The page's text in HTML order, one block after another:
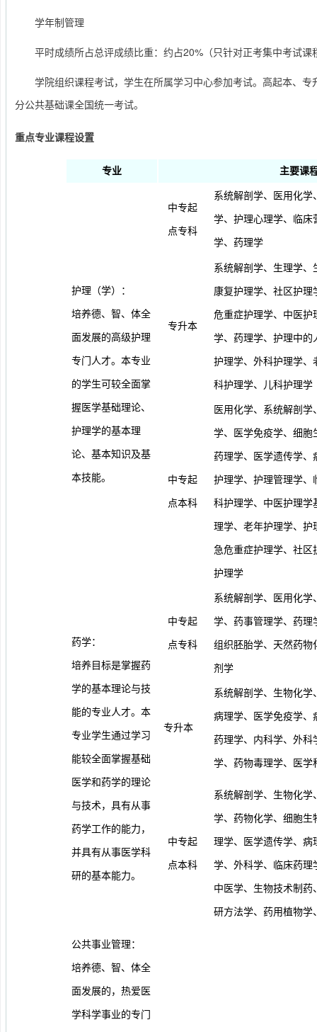
学年制管理
平时成绩所占总评成绩比重：约占20%（只针对正考集中考试
学院组织课程考试，学生在所属学习中心参加考试。高起本、
分公共基础课全国统一考试。
重点专业课程设置
专业 主要课
护理（学）：
培养德、智、体全
面发展的高级护理
专门人才。本专业
的学生可较全面掌
握医学基础理论、
护理学的基本理
论、基本知识及基
本技能。
中专起
点专科
系统解剖学、医用化
学、护理心理学、临床
学、药理学
专升本
系统解剖学、生理学
康复护理学、社区护
危重症护理学、中医护
学、药理学、护理中的
护理学、外科护理学、
科护理学、儿科护理学
中专起
点本科
医用化学、系统解剖
学、医学免疫学、细胞
药理学、医学遗传学、
护理学、护理管理学、
科护理学、中医护理学
理学、老年护理学、护
急危重症护理学、社
护理学
药学：
培养目标是掌握药
学的基本理论与技
能的专业人才。本
专业学生通过学习
能较全面掌握基础
医学和药学的理论
与技术，具有从事
药学工作的能力，
并具有从事医学科
研的基本能力。
中专起
点专科
系统解剖学、医用化
学、药事管理学、药理
组织胚胎学、天然药物
剂学
专升本
系统解剖学、生物化
病理学、医学免疫学、
药理学、内科学、外科
学、药物毒理学、医学
中专起
点本科
系统解剖学、生物化
学、药物化学、细胞生
理学、医学遗传学、病
学、外科学、临床药理
中医学、生物技术制
研方法学、药用植物学
公共事业管理：
培养德、智、体全
面发展的，热爱医
学科学事业的专门